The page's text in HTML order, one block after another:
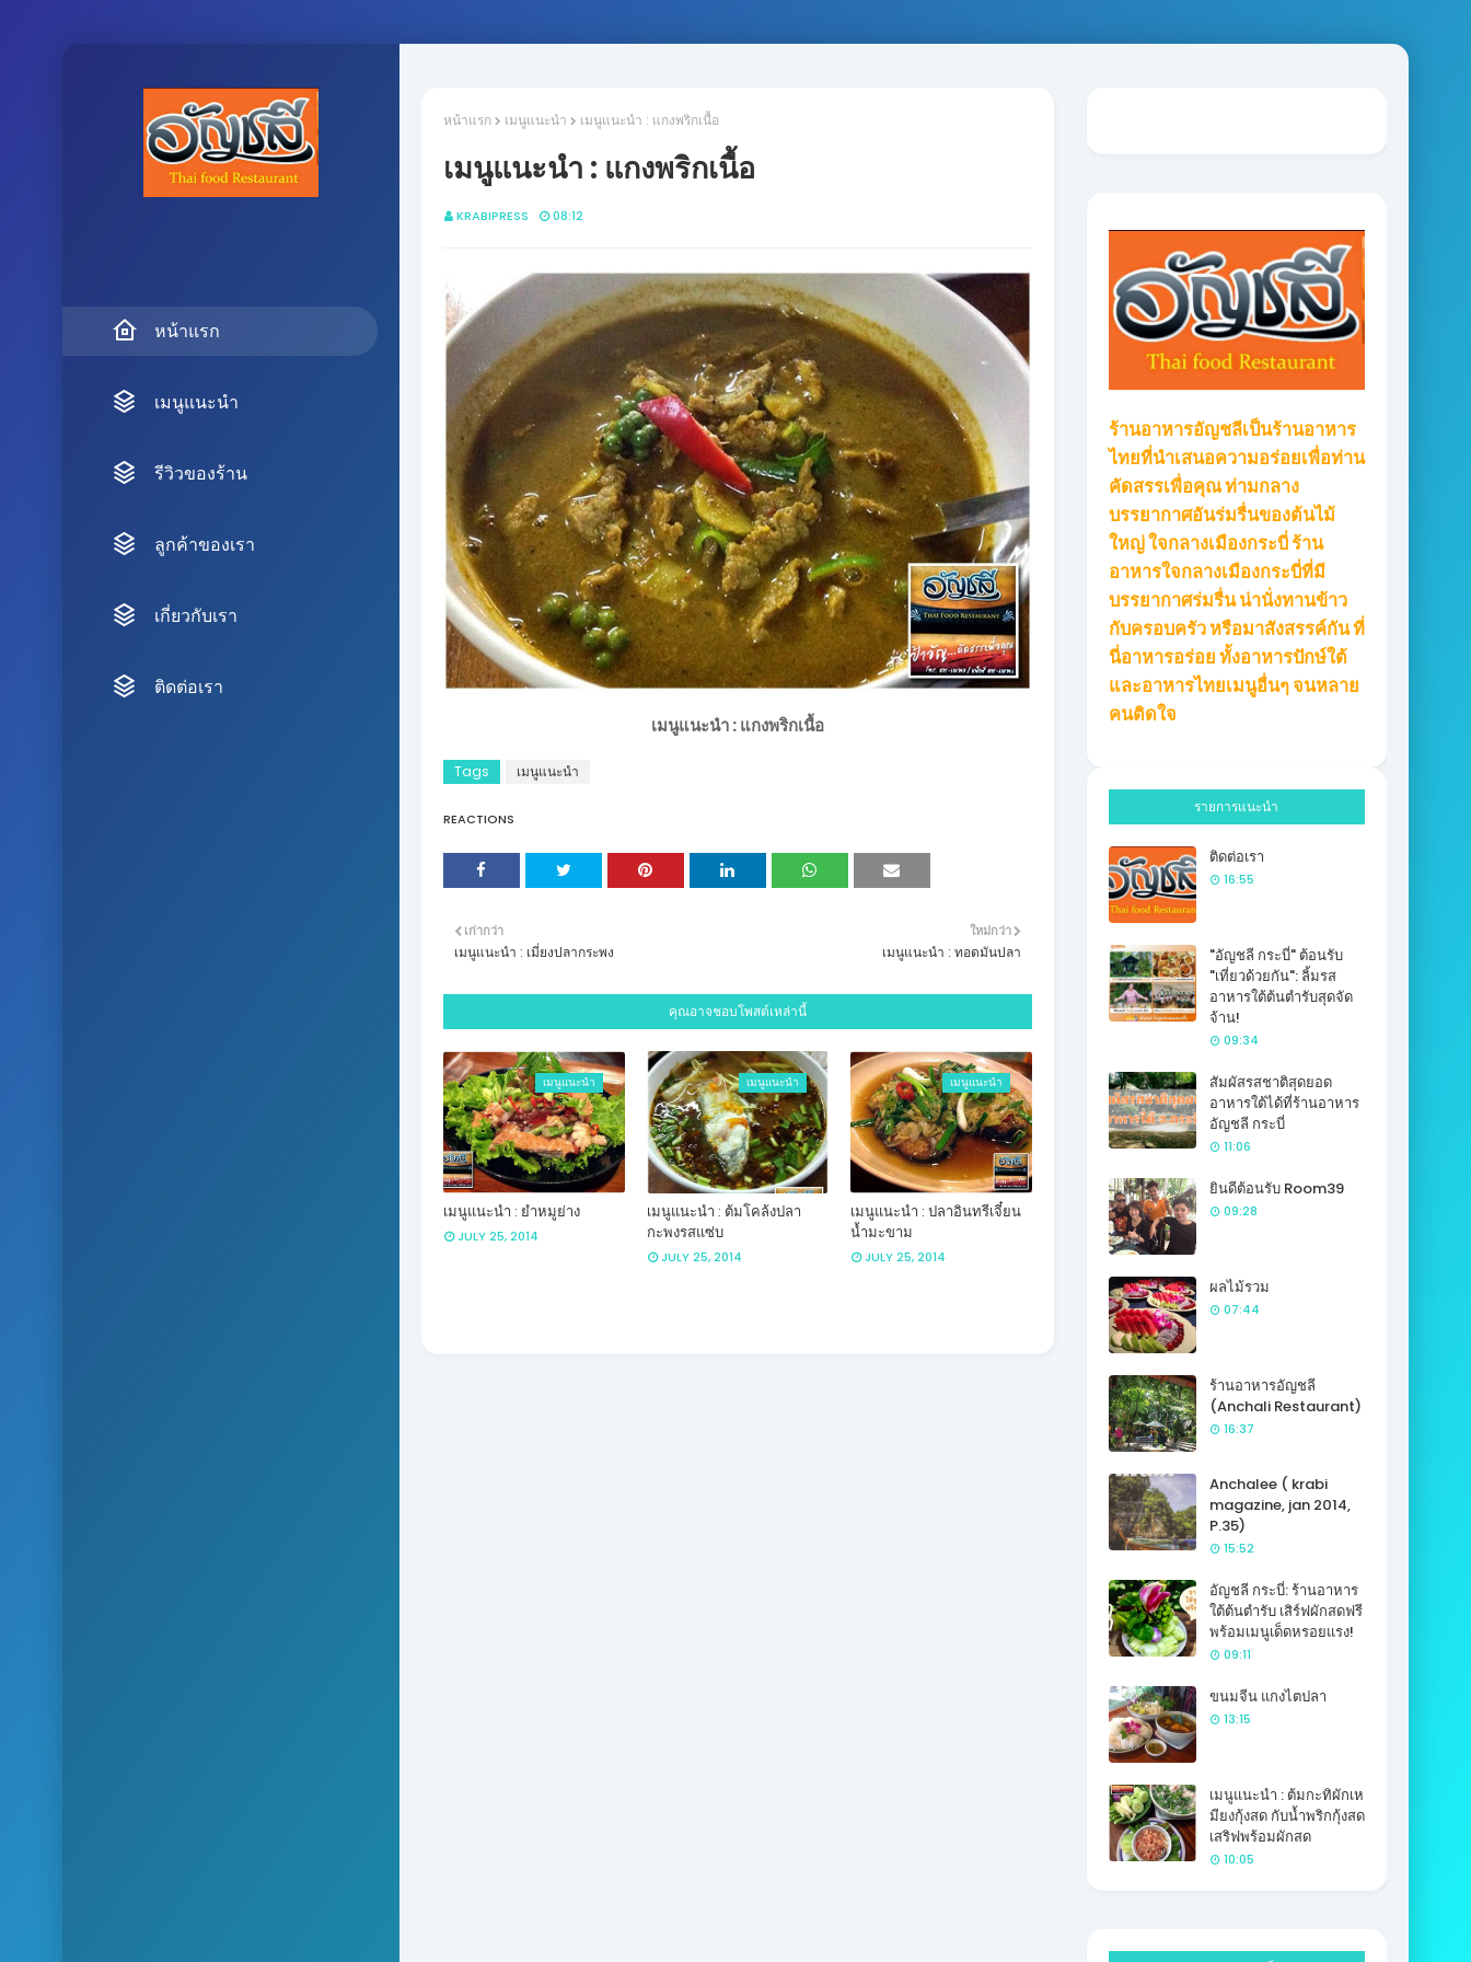
หน้าแรก
เมนูแนะนำ
รีวิวของร้าน
ลูกค้าของเรา
เกี่ยวกับเรา
ติดต่อเรา
หน้าแรก เมนูแนะนำ เมนูแนะนำ : แกงพริกเนื้อ
เมนูแนะนำ : แกงพริกเนื้อ
KRABIPRESS 08:12
เมนูแนะนำ : แกงพริกเนื้อ
Tags เมนูแนะนำ
REACTIONS
ใหม่กว่า
เมนูแนะนำ : ทอดมันปลา
เก่ากว่า
เมนูแนะนำ : เมี่ยงปลากระพง
คุณอาจชอบโพสต์เหล่านี้
เมนูแนะนำ
เมนูแนะนำ : ยำหมูย่าง
JULY 25, 2014
เมนูแนะนำ
เมนูแนะนำ : ต้มโคล้งปลา
กะพงรสแซ่บ
JULY 25, 2014
เมนูแนะนำ
เมนูแนะนำ : ปลาอินทรีเจี๋ยน
น้ำมะขาม
JULY 25, 2014
ร้านอาหารอัญชลีเป็นร้านอาหาร
ไทยที่นำเสนอความอร่อยเพื่อท่าน
คัดสรรเพื่อคุณ ท่ามกลาง
บรรยากาศอันร่มรื่นของต้นไม้
ใหญ่ ใจกลางเมืองกระบี่ ร้าน
อาหารใจกลางเมืองกระบี่ที่มี
บรรยากาศร่มรื่น น่านั่งทานข้าว
กับครอบครัว หรือมาสังสรรค์กัน ที่
นี่อาหารอร่อย ทั้งอาหารปักษ์ใต้
และอาหารไทยเมนูอื่นๆ จนหลาย
คนติดใจ
รายการแนะนำ
ติดต่อเรา
16:55
"อัญชลี กระบี่" ต้อนรับ
"เที่ยวด้วยกัน": ลิ้มรส
อาหารใต้ต้นตำรับสุดจัด
จ้าน!
09:34
สัมผัสรสชาติสุดยอด
อาหารใต้ได้ที่ร้านอาหาร
อัญชลี กระบี่
11:06
ยินดีต้อนรับ Room39
09:28
ผลไม้รวม
07:44
ร้านอาหารอัญชลี
(Anchali Restaurant)
16:37
Anchalee ( krabi
magazine, jan 2014,
P.35)
15:52
อัญชลี กระบี่: ร้านอาหาร
ใต้ต้นตำรับ เสิร์ฟผักสดฟรี
พร้อมเมนูเด็ดหรอยแรง!
09:11
ขนมจีน แกงไตปลา
13:15
เมนูแนะนำ : ต้มกะทิผักเห
มียงกุ้งสด กับน้ำพริกกุ้งสด
เสริฟพร้อมผักสด
10:05